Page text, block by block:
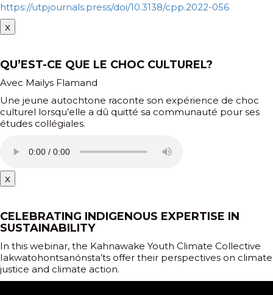
https://utpjournals.press/doi/10.3138/cpp.2022-056
x
QU’EST-CE QUE LE CHOC CULTUREL?
Avec Mailys Flamand
Une jeune autochtone raconte son expérience de choc
culturel lorsqu’elle a dû quitté sa communauté pour ses
études collégiales.
x
CELEBRATING INDIGENOUS EXPERTISE IN
SUSTAINABILITY
In this webinar, the Kahnawake Youth Climate Collective
Iakwatohontsanónsta’ts offer their perspectives on climate
justice and climate action.